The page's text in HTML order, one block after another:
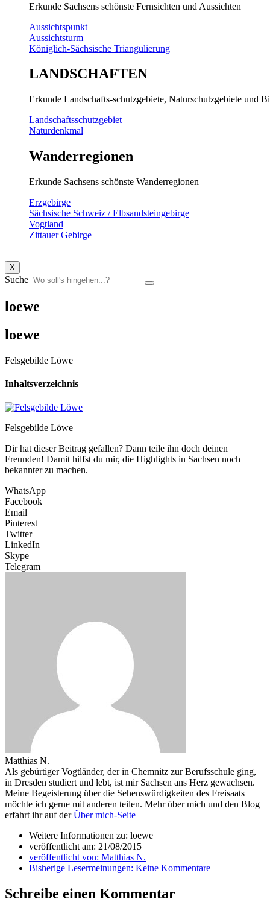
Erkunde Sachsens schönste Fernsichten und Aussichten
Aussichtspunkt
Aussichtsturm
Königlich-Sächsische Triangulierung
LANDSCHAFTEN
Erkunde Landschafts-schutzgebiete, Naturschutzgebiete und
Landschaftsschutzgebiet
Naturdenkmal
Wanderregionen
Erkunde Sachsens schönste Wanderregionen
Erzgebirge
Sächsische Schweiz / Elbsandsteingebirge
Vogtland
Zittauer Gebirge
X
Suche
loewe
loewe
Felsgebilde Löwe
Inhaltsverzeichnis
Felsgebilde Löwe
Dir hat dieser Beitrag gefallen? Dann teile ihn doch deinen
Freunden! Damit hilfst du mir, die Highlights in Sachsen noch
bekannter zu machen.
WhatsApp
Facebook
Email
Pinterest
Twitter
LinkedIn
Skype
Telegram
Matthias N.
Als gebürtiger Vogtländer, der in Chemnitz zur Berufsschule ging,
in Dresden studiert und lebt, ist mir Sachsen ans Herz gewachsen.
Meine Begeisterung über die Sehenswürdigkeiten des Freisaats
möchte ich gerne mit anderen teilen. Mehr über mich und den Blog
erfahrt ihr auf derÜber mich-Seite
Weitere Informationen zu: loewe
veröffentlicht am: 21/08/2015
veröffentlicht von: Matthias N.
Bisherige Lesermeinungen: Keine Kommentare
Schreibe einen Kommentar